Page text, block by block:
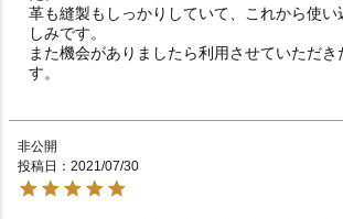
革も縫製もしっかりしていて、これから使い
しみです。
また機会がありましたら利用させていただき
す。
非公開
投稿日
2021/07/30